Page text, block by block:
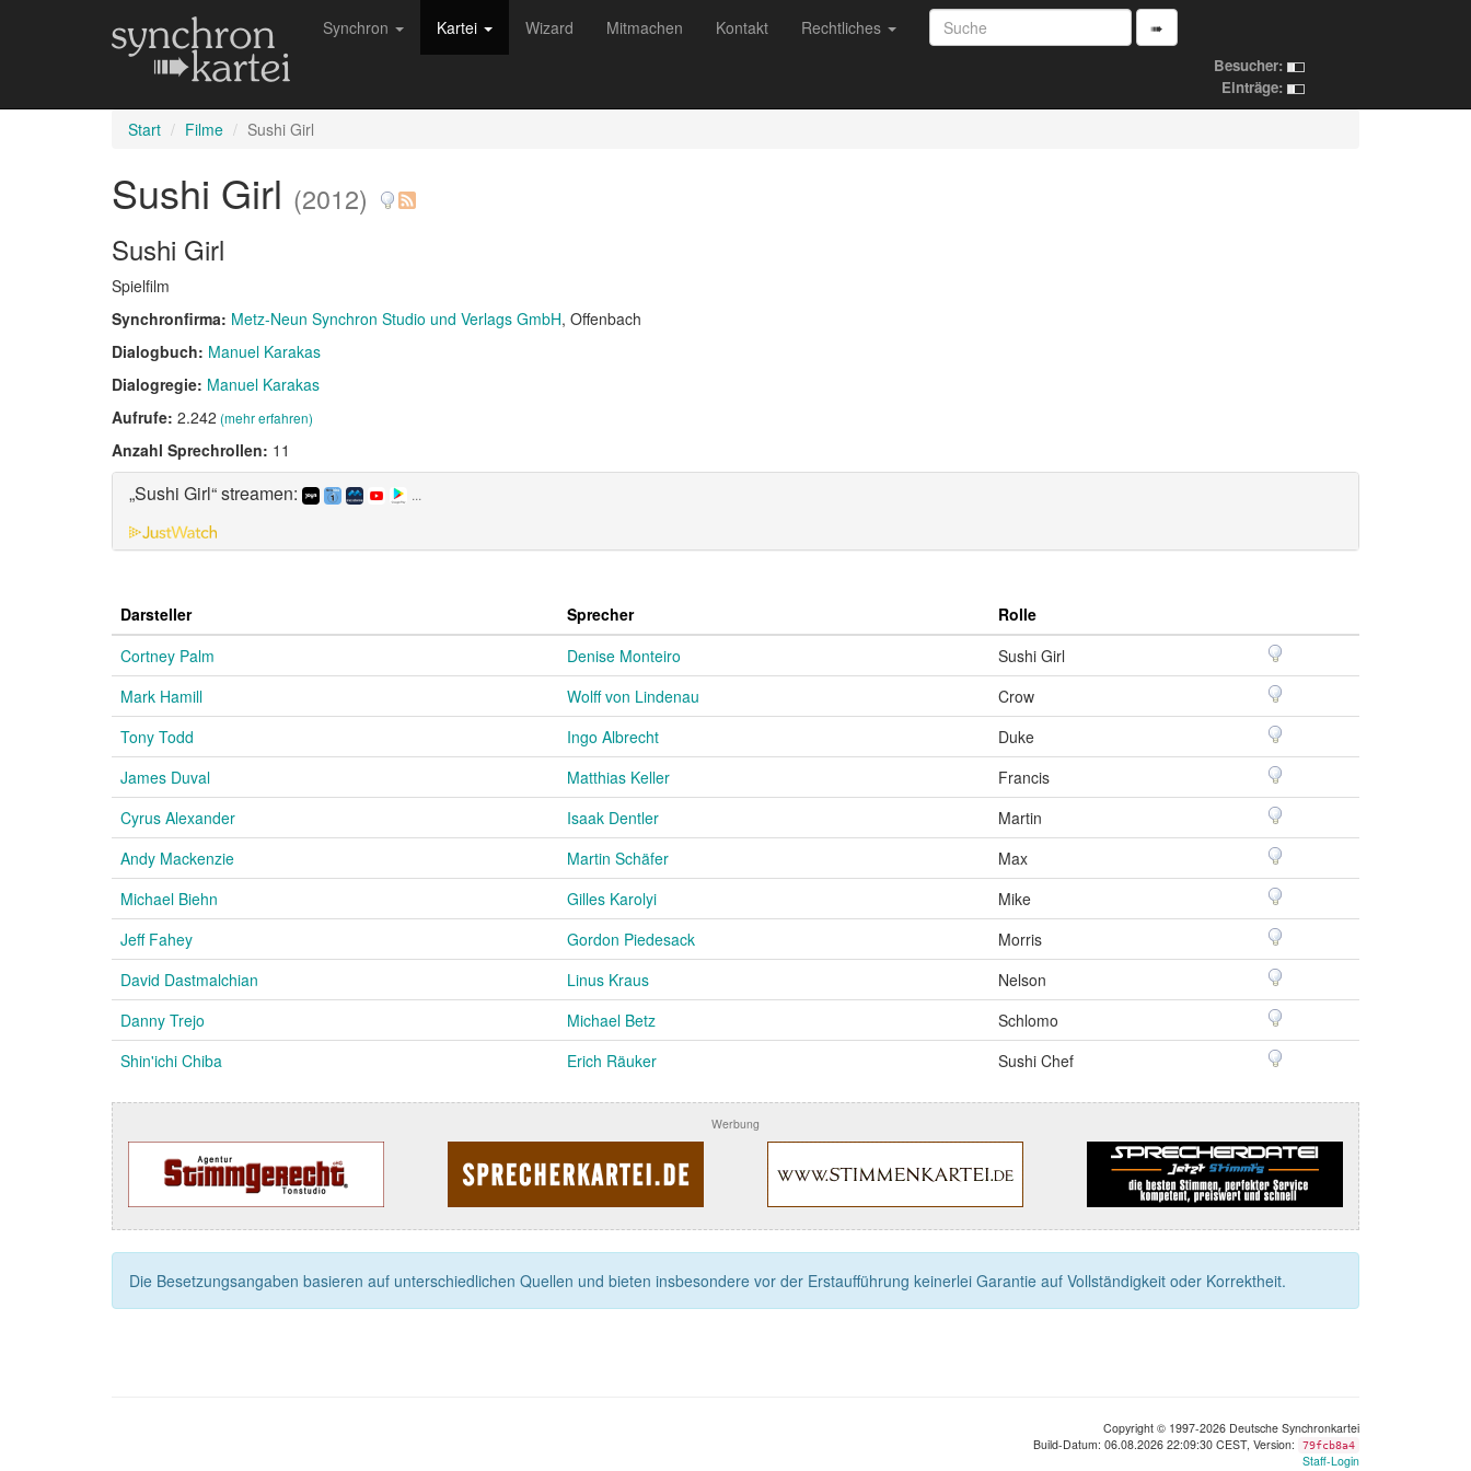
Synchron Kartei Wizard Mitmachen Kontakt Rechtliches ➠
Besucher:
Einträge:
Start Filme Sushi Girl
Sushi Girl (2012)
Sushi Girl
Spielfilm
Synchronfirma: Metz-Neun Synchron Studio und Verlags GmbH, Offenbach
Dialogbuch: Manuel Karakas
Dialogregie: Manuel Karakas
Aufrufe: 2.242 (mehr erfahren)
Anzahl Sprechrollen: 11
„Sushi Girl“ streamen: ...
Darsteller Sprecher
Rolle
Cortney Palm
Denise Monteiro
Sushi Girl
Mark Hamill
Wolff von Lindenau
Crow
Tony Todd
Ingo Albrecht
Duke
James Duval
Matthias Keller
Francis
Cyrus Alexander
Isaak Dentler
Martin
Andy Mackenzie
Martin Schäfer
Max
Michael Biehn
Gilles Karolyi
Mike
Jeff Fahey
Gordon Piedesack
Morris
David Dastmalchian
Linus Kraus
Nelson
Danny Trejo
Michael Betz
Schlomo
Shin'ichi Chiba
Erich Räuker Sushi Chef
Werbung
Die Besetzungsangaben basieren auf unterschiedlichen Quellen und bieten insbesondere vor der Erstaufführung keinerlei Garantie auf Vollständigkeit oder Korrektheit.
Copyright © 1997-2026 Deutsche Synchronkartei
Build-Datum: 06.08.2026 22:09:30 CEST, Version:
79fcb8a4
Staff-Login